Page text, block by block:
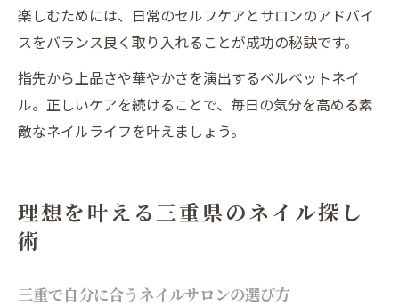
楽しむためには、日常のセルフケアとサロンのアドバイ
スをバランス良く取り入れることが成功の秘訣です。
指先から上品さや華やかさを演出するベルベットネイ
ル。正しいケアを続けることで、毎日の気分を高める素
敵なネイルライフを叶えましょう。
理想を叶える三重県のネイル探し
術
三重で自分に合うネイルサロンの選び方